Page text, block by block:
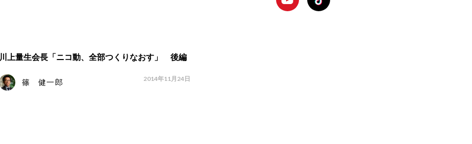
川上量生会長「ニコ動、全部つくりなおす」 後編
篠 健一郎 2014年11月24日